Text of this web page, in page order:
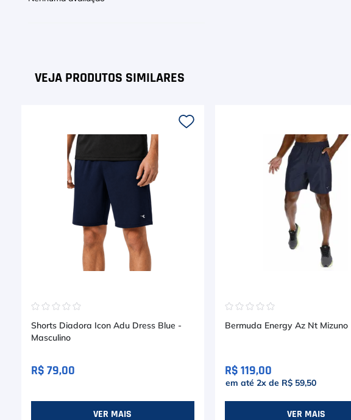
☆☆☆☆☆
Shorts Diadora Icon Adu Dress Blue -
Masculino
R$ 79,00
VER MAIS
☆☆☆☆☆
Bermuda Energy Az Nt Mizuno
R$ 119,00
em até 2x de R$ 59,50
VER MAIS